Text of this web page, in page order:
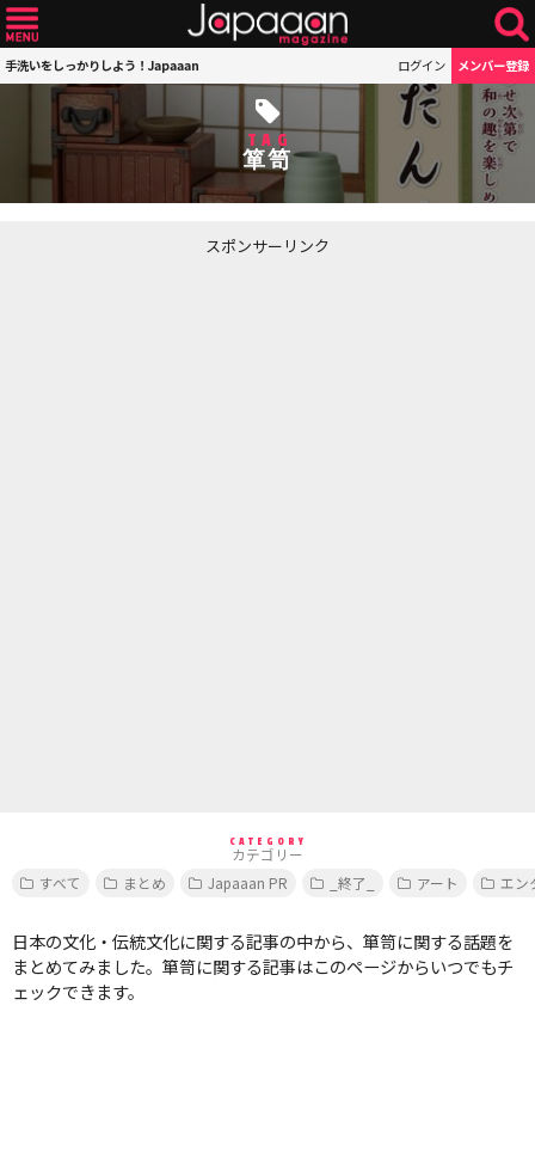
手洗いをしっかりしよう！Japaaan ログイン メンバー登録
TAG
箪笥
スポンサーリンク
CATEGORY
カテゴリー
すべて
まとめ Japaaan PR _終了_ アート エン
日本の文化・伝統文化に関する記事の中から、箪笥に関する話題を
まとめてみました。箪笥に関する記事はこのページからいつでもチ
ェックできます。